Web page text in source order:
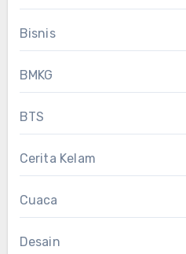
Bisnis
BMKG
BTS
Cerita Kelam
Cuaca
Desain